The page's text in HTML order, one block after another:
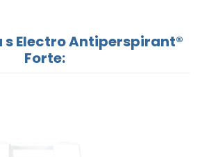
s Electro Antiperspirant®
Forte: